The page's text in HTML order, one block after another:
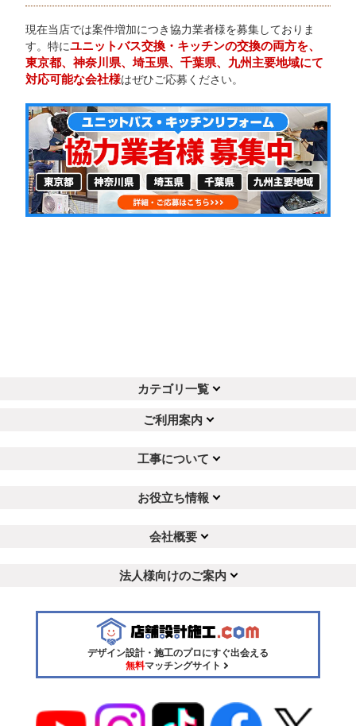
現在当店では案件増加につき協力業者様を募集しておりま
す。特にユニットバス交換・キッチンの交換の両方を、
東京都、神奈川県、埼玉県、千葉県、九州主要地域にて
対応可能な会社様はぜひご応募ください。
カテゴリ一覧
ご利用案内
工事について
お役立ち情報
会社概要
法人様向けのご案内
デザイン設計・施工のプロにすぐ出会える
無料マッチングサイト